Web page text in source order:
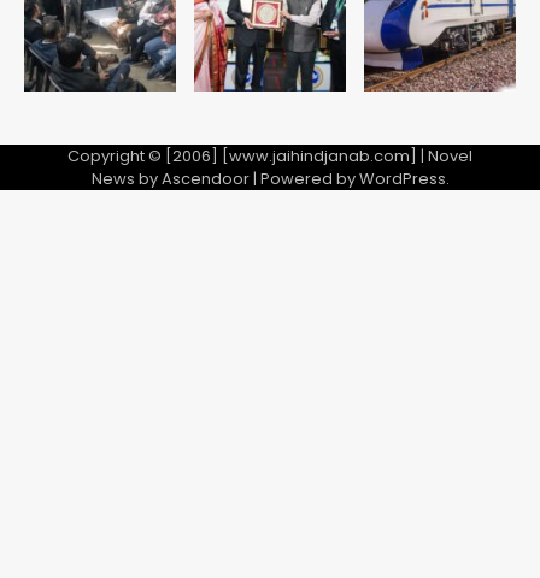
5
गई, 3 स्टार रेटिंग
Copyright © [2006] [www.jaihindjanab.com] | Novel
News byAscendoor| Powered byWordPress.